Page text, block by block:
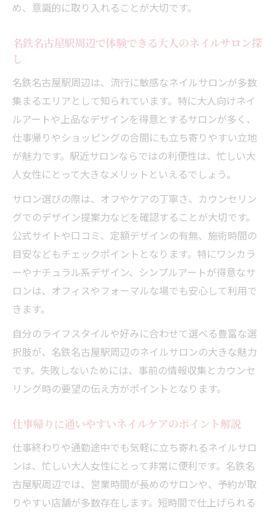
め、意識的に取り入れることが大切です。
名鉄名古屋駅周辺で体験できる大人のネイルサロン探
し
名鉄名古屋駅周辺は、流行に敏感なネイルサロンが多数
集まるエリアとして知られています。特に大人向けネイ
ルアートや上品なデザインを得意とするサロンが多く、
仕事帰りやショッピングの合間にも立ち寄りやすい立地
が魅力です。駅近サロンならではの利便性は、忙しい大
人女性にとって大きなメリットといえるでしょう。
サロン選びの際は、オフやケアの丁寧さ、カウンセリン
グでのデザイン提案力などを確認することが大切です。
公式サイトや口コミ、定額デザインの有無、施術時間の
目安などもチェックポイントとなります。特にワンカラ
ーやナチュラル系デザイン、シンプルアートが得意なサ
ロンは、オフィスやフォーマルな場でも安心して利用で
きます。
自分のライフスタイルや好みに合わせて選べる豊富な選
択肢が、名鉄名古屋駅周辺のネイルサロンの大きな魅力
です。失敗しないためには、事前の情報収集とカウンセ
リング時の要望の伝え方がポイントとなります。
仕事帰りに通いやすいネイルケアのポイント解説
仕事終わりや通勤途中でも気軽に立ち寄れるネイルサロ
ンは、忙しい大人女性にとって非常に便利です。名鉄名
古屋駅周辺では、営業時間が長めのサロンや、予約が取
りやすい店舗が多数存在します。短時間で仕上げられる